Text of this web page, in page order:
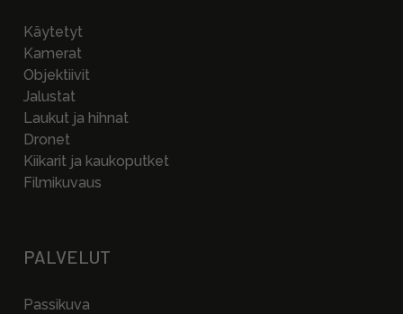
Käytetyt
Kamerat
Objektiivit
Jalustat
Laukut ja hihnat
Dronet
Kiikarit ja kaukoputket
Filmikuvaus
PALVELUT
Passikuva